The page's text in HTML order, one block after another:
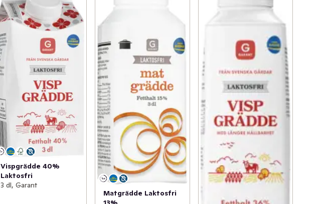
Vispgrädde 40%
Laktosfri
3 dl, Garant
Matgrädde Laktosfri